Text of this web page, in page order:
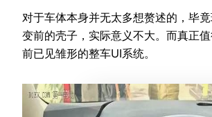
对于车体本身并无太多想赘述的，毕
变前的壳子，实际意义不大。而真正
前已见雏形的整车UI系统。